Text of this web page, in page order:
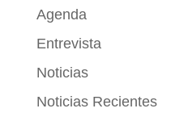
Agenda
Entrevista
Noticias
Noticias Recientes